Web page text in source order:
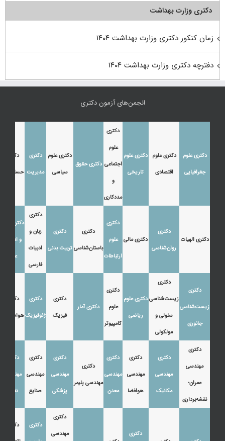
دکتری وزارت بهداشت
زمان کنکور دکتری وزارت بهداشت ۱۴۰۴
دفترچه دکتری وزارت بهداشت ۱۴۰۴
انجمن‌های آزمون دکتری
دکتری علوم
جغرافیایی
دکتری علوم
اقتصادی
دکتری علوم
تاریخی
دکتری
علوم
اجتماعی
و
مددکاری
دکتری حقوق
دکتری علوم
سیاسی
دکتری
مدیریت
دکتری
حسابداری
دکتری الهیات
دکتری
روان‌شناسی
دکتری مالی
دکتری
علوم
ارتباطات
دکتری
باستان‌شناسی
دکتری
تربیت بدنی
دکتری
زبان و
ادبیات
فارسی
دکتری زبان
و ادبیات
عرب
دکتری
زیست‌شناسی
جانوری
دکتری
زیست‌شناسی
سلولی و
مولکولی
دکتری علوم
ریاضی
دکتری
علوم
کامپیوتر
دکتری آمار
دکتری
فیزیک
دکتری
ژئوفیزیک
دکتری
هواشناسی
دکتری
مهندسی
عمران-
نقشه‌برداری
دکتری
مهندسی
مکانیک
دکتری
مهندسی
هوافضا
دکتری
مهندسی
معدن
دکتری
مهندسی پلیمر
دکتری
مهندسی
پزشکی
دکتری
مهندسی
صنایع
دکتری
مهندسی
نفت
دکتری
دکتری
مهندسی
دکتری
دکتری